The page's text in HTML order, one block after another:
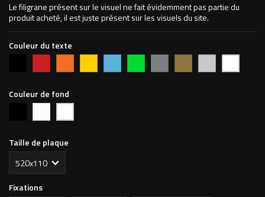
Le filigrane présent sur le visuel ne fait évidemment pas partie du
produit acheté, il est juste présent sur les visuels du site.
Couleur du texte
vif
clair
pomme
Chromé
Couleur de fond
(à
à
la
commande)
(pas
fond)
Taille de plaque
Fixations